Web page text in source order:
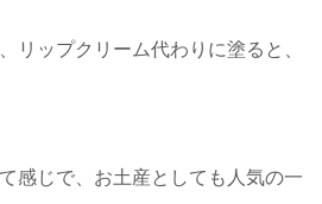
リップクリーム代わりに塗ると、
感じで、お土産としても人気の一